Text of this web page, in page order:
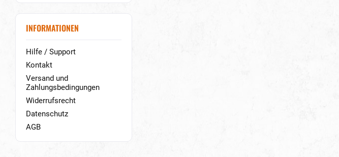
INFORMATIONEN
Hilfe / Support
Kontakt
Versand und
Zahlungsbedingungen
Widerrufsrecht
Datenschutz
AGB